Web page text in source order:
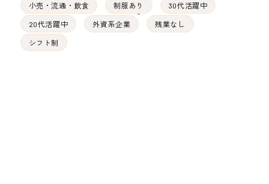
小売・流通・飲食 制服あり 30代活躍中
20代活躍中 外資系企業 残業なし
シフト制